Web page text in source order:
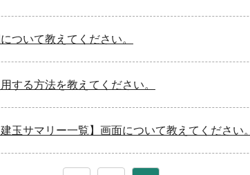
ついて教えてください。
する方法を教えてください。
玉サマリー一覧】画面について教えてください。